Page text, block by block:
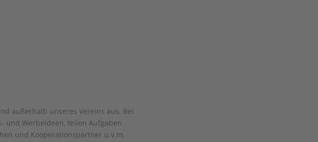
außerhalb unseres Vereins aus. Bei
und Werbeideen, teilen Aufgaben
und Kooperationspartner u.v.m.